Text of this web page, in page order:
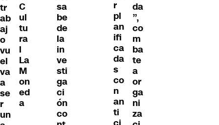
tr
ab
aj
o
vu
el
va
a
se
r
un
C
ul
tu
ra
l
La
M
on
ed
a
sa
be
de
la
in
ve
sti
ga
ci
ón
co
r
pl
an
ifi
ca
da
s
co
n
an
ti
da
”,
co
m
ba
te
a
or
ga
ni
za